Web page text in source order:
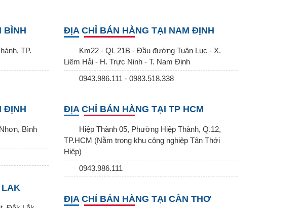
BÌNH
TP.
ĐỊNH
Bình
ĐỊA CHỈ BÁN HÀNG TẠI NAM ĐỊNH
Km22 - QL 21B - Đầu đường Tuân Lục - X.
Liêm Hải - H. Trực Ninh - T. Nam Định
0943.986.111 - 0983.518.338
ĐỊA CHỈ BÁN HÀNG TẠI TP HCM
Hiệp Thành 05, Phường Hiệp Thành, Q.12,
TP.HCM (Nằm trong khu công nghiệp Tân Thới
Hiệp)
0943.986.111
ĐỊA CHỈ BÁN HÀNG TẠI CẦN THƠ